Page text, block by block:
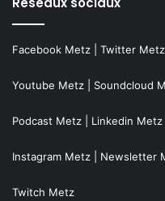
Facebook Metz Twitter Metz
Youtube Metz Soundcloud
Podcast Metz Linkedin Metz
Instagram Metz Newsletter
Twitch Metz